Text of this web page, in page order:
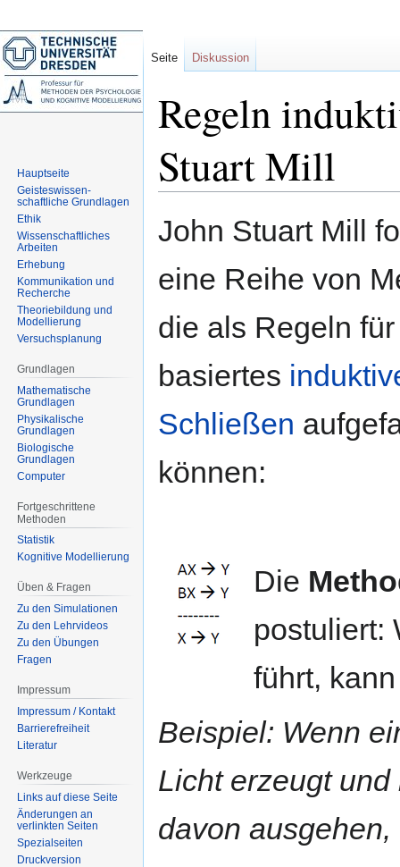
Regeln
Stuart Mill
Navigation
Suche
John Stuart Mill
eine Reihe von
die als Regeln
basiertes
Schließen
können:
Die
postuliert:
führt,
Beispiel: Wenn
Licht erzeugt
davon
Seite Diskussion
Hauptseite
Geisteswissen-
schaftliche Grundlagen
Ethik
Wissenschaftliches
Arbeiten
Erhebung
Kommunikation und
Recherche
Theoriebildung und
Modellierung
Versuchsplanung
Grundlagen
Mathematische
Grundlagen
Physikalische
Grundlagen
Biologische
Grundlagen
Computer
Fortgeschrittene
Methoden
Statistik
Kognitive Modellierung
Üben & Fragen
Zu den Simulationen
Zu den Lehrvideos
Zu den Übungen
Fragen
Impressum
Impressum / Kontakt
Barrierefreiheit
Literatur
Werkzeuge
Links auf diese Seite
Änderungen an
verlinkten Seiten
Spezialseiten
Druckversion